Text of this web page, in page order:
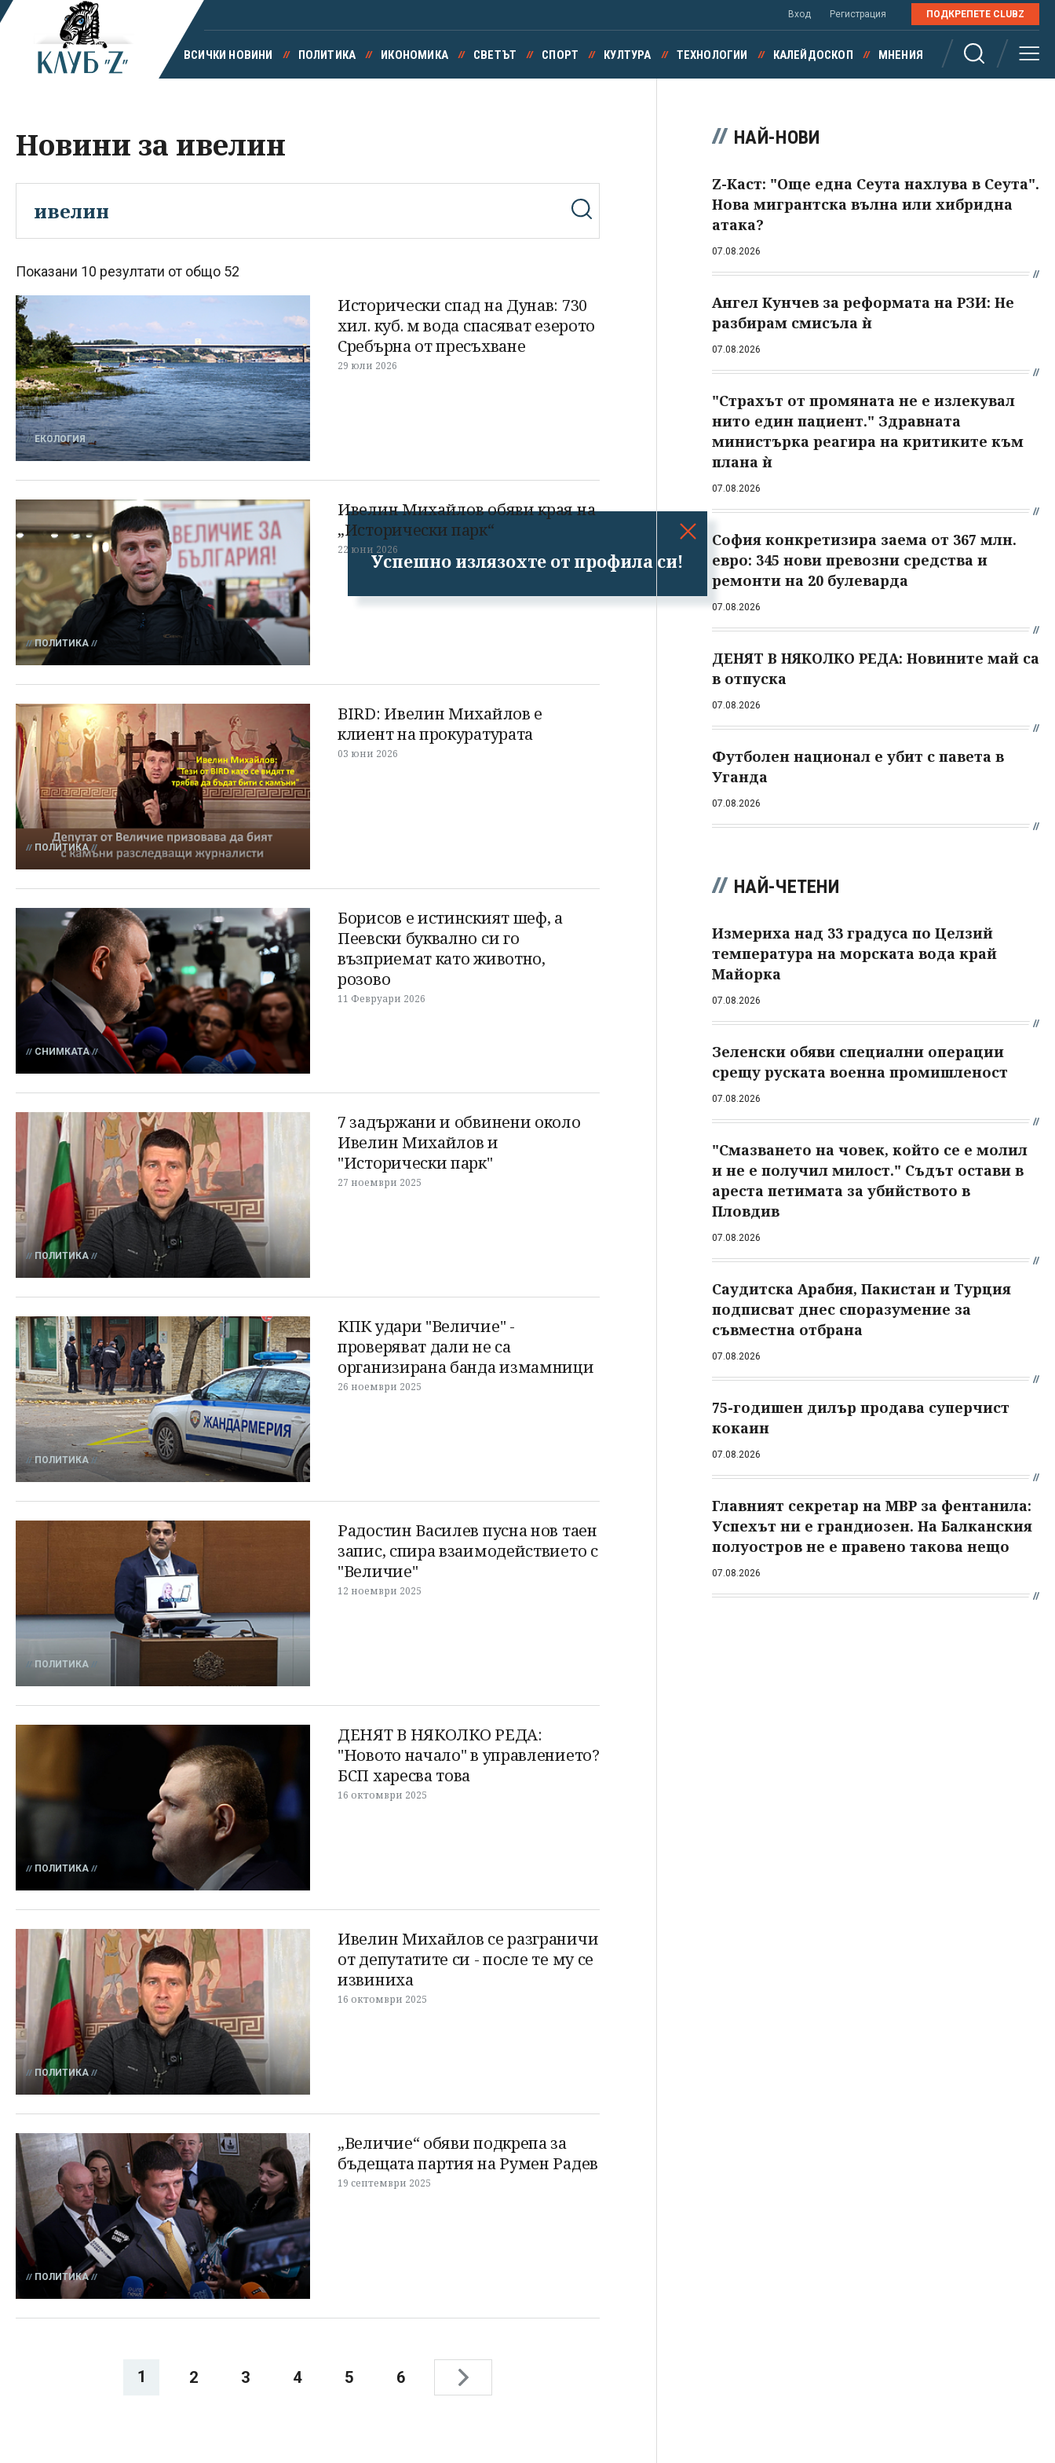
Успешно излязохте от профила си!
Вход Регистрация ПОДКРЕПЕТЕ CLUBZ
ВСИЧКИ НОВИНИ ПОЛИТИКА ИКОНОМИКА СВЕТЪТ СПОРТ КУЛТУРА ТЕХНОЛОГИИ КАЛЕЙДОСКОП МНЕНИЯ
Новини за ивелин
Показани 10 резултати от общо 52
ЕКОЛОГИЯ
Исторически спад на Дунав: 730
хил. куб. м вода спасяват езерото
Сребърна от пресъхване
29 юли 2026
ПОЛИТИКА
Ивелин Михайлов обяви края на
„Исторически парк“
22 юни 2026
ПОЛИТИКА
BIRD: Ивелин Михайлов е
клиент на прокуратурата
03 юни 2026
СНИМКАТА
Борисов е истинският шеф, а
Пеевски буквално си го
възприемат като животно,
розово
11 Февруари 2026
ПОЛИТИКА
7 задържани и обвинени около
Ивелин Михайлов и
"Исторически парк"
27 ноември 2025
ПОЛИТИКА
КПК удари "Величие" -
проверяват дали не са
организирана банда измамници
26 ноември 2025
ПОЛИТИКА
Радостин Василев пусна нов таен
запис, спира взаимодействието с
"Величие"
12 ноември 2025
ПОЛИТИКА
ДЕНЯТ В НЯКОЛКО РЕДА:
"Новото начало" в управлението?
БСП харесва това
16 октомври 2025
ПОЛИТИКА
Ивелин Михайлов се разграничи
от депутатите си - после те му се
извиниха
16 октомври 2025
ПОЛИТИКА
„Величие“ обяви подкрепа за
бъдещата партия на Румен Радев
19 септември 2025
1 2 3 4 5 6
НАЙ-НОВИ
Z-Каст: "Още една Сеута нахлува в Сеута".
Нова мигрантска вълна или хибридна
атака?
07.08.2026
Ангел Кунчев за реформата на РЗИ: Не
разбирам смисъла ѝ
07.08.2026
"Страхът от промяната не е излекувал
нито един пациент." Здравната
министърка реагира на критиките към
плана ѝ
07.08.2026
София конкретизира заема от 367 млн.
евро: 345 нови превозни средства и
ремонти на 20 булеварда
07.08.2026
ДЕНЯТ В НЯКОЛКО РЕДА: Новините май са
в отпуска
07.08.2026
Футболен национал е убит с павета в
Уганда
07.08.2026
НАЙ-ЧЕТЕНИ
Измериха над 33 градуса по Целзий
температура на морската вода край
Майорка
07.08.2026
Зеленски обяви специални операции
срещу руската военна промишленост
07.08.2026
"Смазването на човек, който се е молил
и не е получил милост." Съдът остави в
ареста петимата за убийството в
Пловдив
07.08.2026
Саудитска Арабия, Пакистан и Турция
подписват днес споразумение за
съвместна отбрана
07.08.2026
75-годишен дилър продава суперчист
кокаин
07.08.2026
Главният секретар на МВР за фентанила:
Успехът ни е грандиозен. На Балканския
полуостров не е правено такова нещо
07.08.2026